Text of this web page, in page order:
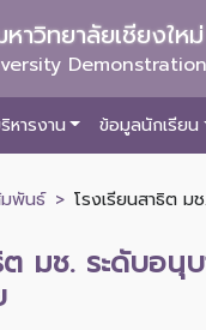
หาวิทยาลัยเชียงใ
หารงาน ข้อมูลนักเรียน
มพันธ์ โรงเรียนสาธิต ม
ต มช. ระดับอ